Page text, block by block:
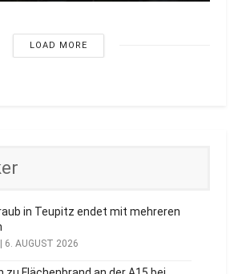
LOAD MORE
in Teupitz endet mit mehreren
6. AUGUST 2026